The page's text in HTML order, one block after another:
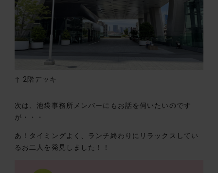
↑ 2階デッキ
次は、池袋事務所メンバーにもお話を伺いたいのです
が・・・
あ！タイミングよく、ランチ終わりにリラックスしてい
るお二人を発見しました！！